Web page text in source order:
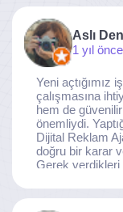
Aslı
1 yıl önce
Yeni açtığımız
çalışmasına
hem de
önemliydi.
Dijital Reklam
doğru bir karar
Gerek
noktaya ulaştı.